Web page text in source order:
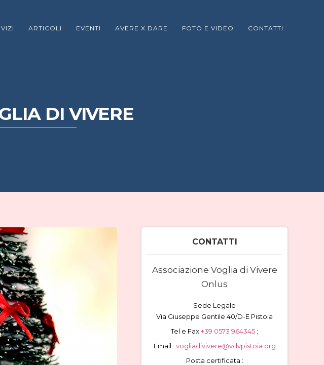
ARTICOLI EVENTI AVERE X DARE FOTO E VIDEO CONTATTI
DI VIVERE
CONTATTI
Associazione Voglia di Vivere
Onlus
Sede Legale
Via Giuseppe Gentile 40/D-E Pistoia
Tel e Fax+39 0573 964345 ;
Email : vogliadivivere@vdvpistoia.org
Posta certificata :